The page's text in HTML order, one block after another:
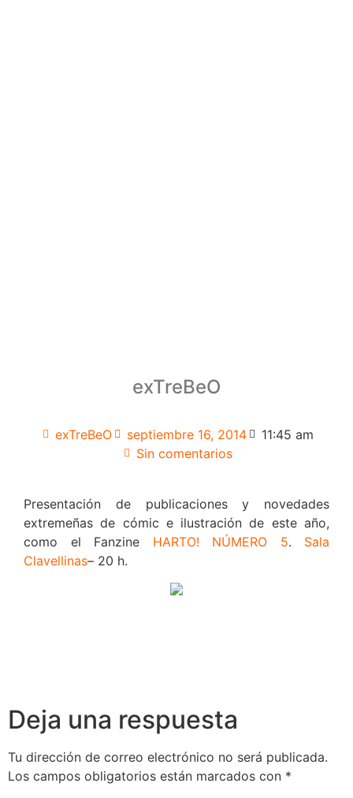
exTreBeO
exTreBeO septiembre 16, 2014
11:45 am
Sin comentarios
Presentación de publicaciones y novedades
extremeñas de cómic e ilustración de este año,
como el Fanzine HARTO! NÚMERO 5. Sala
Clavellinas– 20 h.
Deja una respuesta
Tu dirección de correo electrónico no será publicada.
Los campos obligatorios están marcados con *